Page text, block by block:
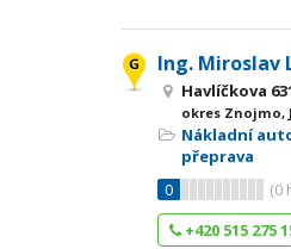
Ing. Miroslav
Havlíčkova
okres Znojmo,
Nákladní
přeprava
0
(0
+420 515 275